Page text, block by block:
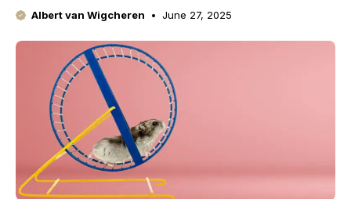
Albert van Wigcheren June 27, 2025